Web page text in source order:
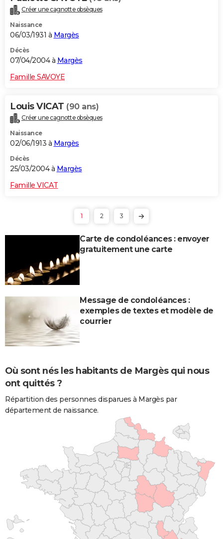
Créer une cagnotte obsèques
Naissance
06/03/1931 à Margès
Décès
07/04/2004 à Margès
Famille SAVOYE
Louis VICAT (90 ans)
Créer une cagnotte obsèques
Naissance
02/06/1913 à Margès
Décès
25/03/2004 à Margès
Famille VICAT
1 2 3
Carte de condoléances : envoyer
gratuitement une carte
Message de condoléances :
exemples de textes et modèle de
courrier
Où sont nés les habitants de Margès qui nous
ont quittés ?
Répartition des personnes disparues à Margès par
département de naissance.